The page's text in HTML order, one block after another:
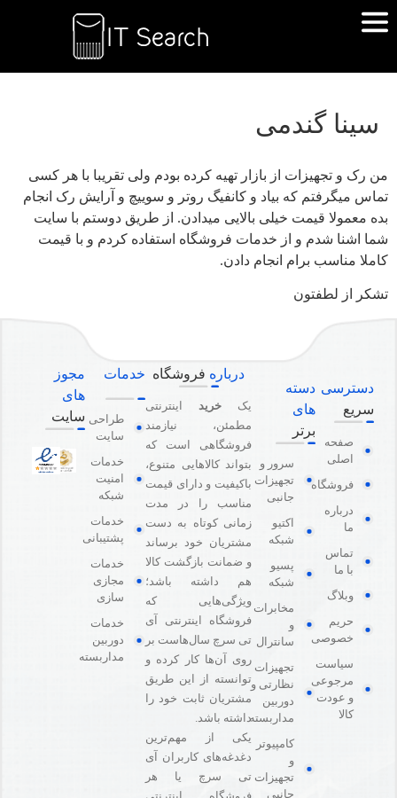
سینا گندمی
من رک و تجهیزات از بازار تهیه کرده بودم ولی تقریبا با هر کسی
تماس میگرفتم که بیاد و کانفیگ روتر و سوییچ و آرایش رک انجام
بده معمولا قیمت خیلی بالایی میدادن. از طریق دوستم با سایت
شما اشنا شدم و از خدمات فروشگاه استفاده کردم و با قیمت
کاملا مناسب برام انجام دادن.
تشکر از لطفتون
دسترسی
سریع
صفحه
اصلی
فروشگاه
درباره
ما
تماس
با ما
وبلاگ
حریم
خصوصی
سیاست
مرجوعی
و عودت
کالا
دسته
های
برتر
سرور و
تجهیزات
جانبی
اکتیو
شبکه
پسیو
شبکه
مخابرات
و
سانترال
تجهیزات
نظارتی و
دوربین
مداربسته
کامپیوتر
و
تجهیزات
جانبی
درباره فروشگاه
یک خریداینترنتی
مطمئن، نیازمند
فروشگاهی است که
بتواند کالاهایی متنوع،
باکیفیت و دارای قیمت
مناسب را در مدت
زمانی کوتاه به دست
مشتریان خود برساند
و ضمانت بازگشت کالا
هم داشته باشد؛
ویژگی‌هایی که
فروشگاه اینترنتی آی
تی سرچ سال‌هاست بر
روی آن‌ها کار کرده و
توانسته از این طریق
مشتریان ثابت خود را
داشته باشد.
یکی از مهم‌ترین
دغدغه‌های کاربران آی
تی سرچ یا هر
خدمات
طراحی
سایت
خدمات
امنیت
شبکه
خدمات
پشتیبانی
خدمات
مجازی
سازی
خدمات
دوربین
مداربسته
مجوز
های
سایت